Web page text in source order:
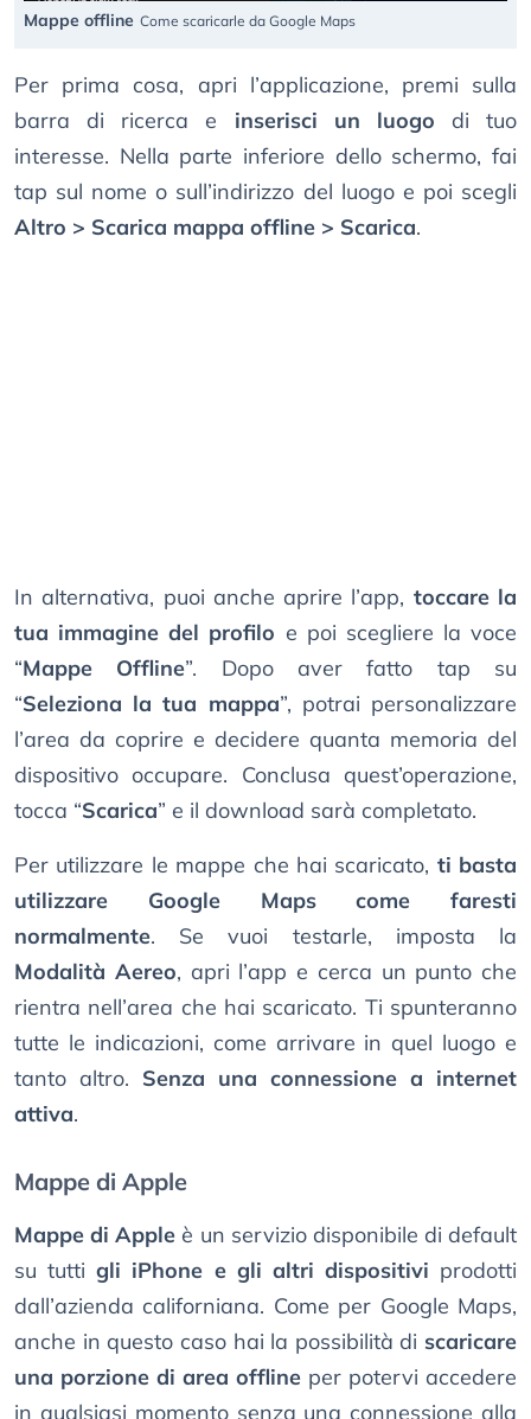
Mappe offline Come scaricarle da Google Maps
Per prima cosa, apri l’applicazione, premi sulla
barra di ricerca e inserisci un luogo di tuo
interesse. Nella parte inferiore dello schermo, fai
tap sul nome o sull’indirizzo del luogo e poi scegli
Altro > Scarica mappa offline > Scarica.
In alternativa, puoi anche aprire l’app, toccare la
tua immagine del profilo e poi scegliere la voce
“Mappe Offline”. Dopo aver fatto tap su
“Seleziona la tua mappa”, potrai personalizzare
l’area da coprire e decidere quanta memoria del
dispositivo occupare. Conclusa quest’operazione,
tocca “Scarica” e il download sarà completato.
Per utilizzare le mappe che hai scaricato, ti basta
utilizzare Google Maps come faresti
normalmente. Se vuoi testarle, imposta la
Modalità Aereo, apri l’app e cerca un punto che
rientra nell’area che hai scaricato. Ti spunteranno
tutte le indicazioni, come arrivare in quel luogo e
tanto altro. Senza una connessione a internet
attiva.
Mappe di Apple
Mappe di Apple è un servizio disponibile di default
su tuttigli iPhone e gli altri dispositivi prodotti
dall’azienda californiana. Come per Google Maps,
anche in questo caso hai la possibilità di scaricare
una porzione di area offline per potervi accedere
in qualsiasi momento senza una connessione alla